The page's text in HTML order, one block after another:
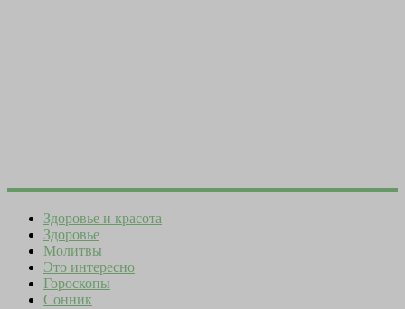
Здоровье и красота
Здоровье
Молитвы
Это интересно
Гороскопы
Сонник